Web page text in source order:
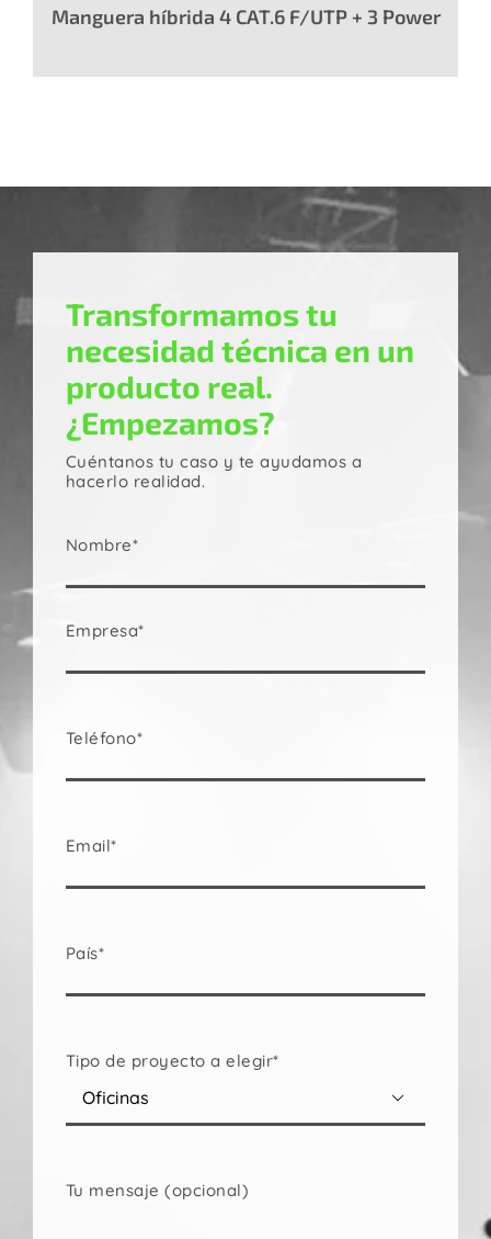
Manguera híbrida 4 CAT.6 F/UTP + 3 Power
Transformamos tu
necesidad técnica en un
producto real.
¿Empezamos?
Cuéntanos tu caso y te ayudamos a
hacerlo realidad.
Nombre*
Empresa*
Teléfono*
Email*
País*
Tipo de proyecto a elegir*

Tu mensaje (opcional)